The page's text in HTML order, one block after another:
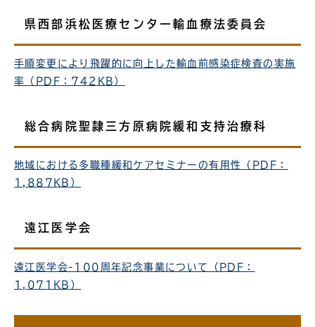
県西部浜松医療センター輸血療法委員会
手順変更により飛躍的に向上した輸血前感染症検査の実施
率（PDF：742KB）
総合病院聖隷三方原病院緩和支持治療科
地域における多職種緩和ケアセミナーの有用性（PDF：
1,887KB）
遠江医学会
遠江医学会-100周年記念事業について（PDF：
1,071KB）